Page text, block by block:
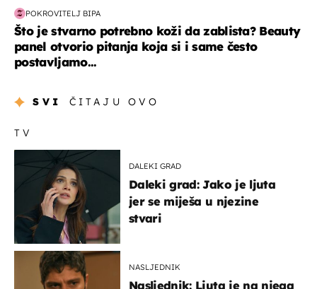
POKROVITELJ BIPA
Što je stvarno potrebno koži da zablista? Beauty
panel otvorio pitanja koja si i same često
postavljamo...
SVI ČITAJU OVO
TV
DALEKI GRAD
Daleki grad: Jako je ljuta
jer se miješa u njezine
stvari
NASLJEDNIK
Nasljednik: Ljuta je na njega